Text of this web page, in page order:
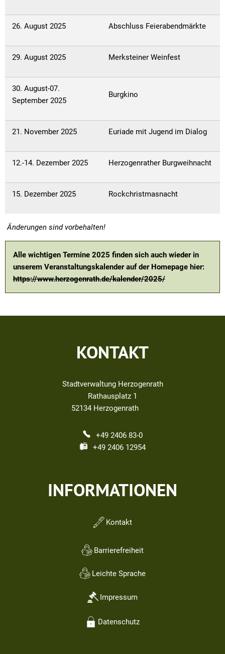
26. August 2025 Abschluss Feierabendmärkte
29. August 2025 Merksteiner Weinfest
30. August-07.
September 2025
Burgkino
21. November 2025 Euriade mit Jugend im Dialog
12.-14. Dezember 2025 Herzogenrather Burgweihnacht
15. Dezember 2025 Rockchristmasnacht
Änderungen sind vorbehalten!
Alle wichtigen Termine 2025 finden sich auch wieder in
unserem Veranstaltungskalender auf der Homepage hier:
https://www.herzogenrath.de/kalender/2025/
KONTAKT
Stadtverwaltung Herzogenrath
Rathausplatz 1
52134 Herzogenrath
+49 2406 83-0
+49 2406 12954
INFORMATIONEN
Kontakt
Barrierefreiheit
Leichte Sprache
Impressum
Datenschutz